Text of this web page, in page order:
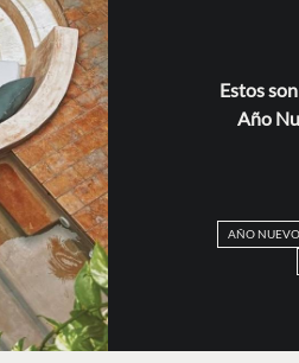
Estos
Año
AÑO NUEVO